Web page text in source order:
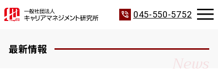
phone_in_talk 045-550-5752
最新情報
News